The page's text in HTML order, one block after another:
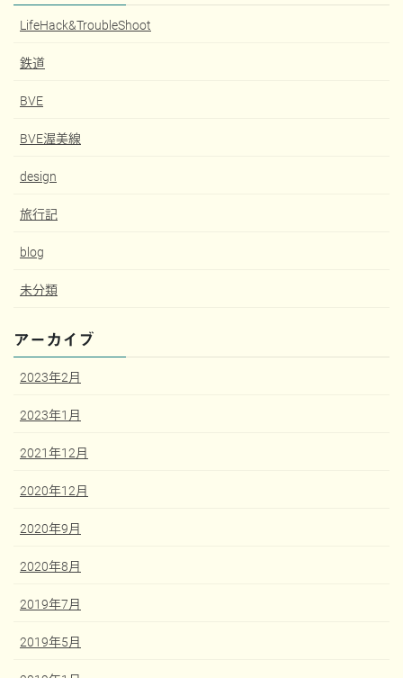
LifeHack&TroubleShoot
鉄道
BVE
BVE渥美線
design
旅行記
blog
未分類
アーカイブ
2023年2月
2023年1月
2021年12月
2020年12月
2020年9月
2020年8月
2019年7月
2019年5月